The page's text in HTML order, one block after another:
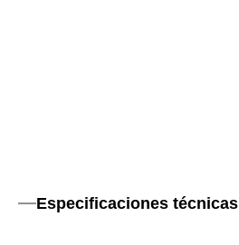
Especificaciones técnicas